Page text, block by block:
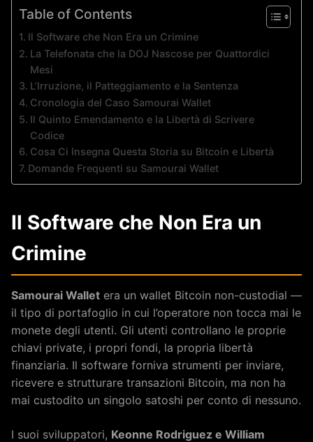
Table of Contents
Il Software che Non Era un Crimine
La Telefonata che la DOJ Nascose per Quattordici
Mesi
L’Irruzione, il Patteggiamento e la Sentenza
Cronologia del Caso Samourai Wallet
Il Quinto Emendamento e la Libertà di Scrivere
Codice
Cosa Ci Insegna Questa Storia su Bitcoin e Libertà
Domande Frequenti su Samourai Wallet
Il Software che Non Era un
Crimine
Samourai Wallet era un wallet Bitcoin non-custodial —
il tipo di portafoglio in cui l’operatore non tocca mai le
monete degli utenti. Gli utenti controllano le proprie
chiavi private, i propri fondi, la propria libertà
finanziaria. Il software forniva strumenti per inviare,
ricevere e strutturare transazioni Bitcoin, ma non ha
mai custodito un singolo satoshi per conto di nessuno.
I suoi sviluppatori, Keonne Rodriguez e William